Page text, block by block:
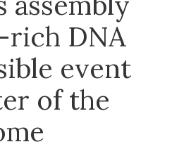
DNA
event
of the